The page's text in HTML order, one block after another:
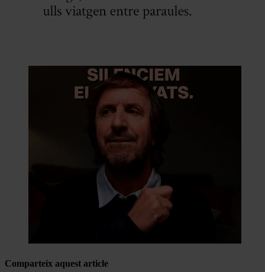
Comparteix aquest article